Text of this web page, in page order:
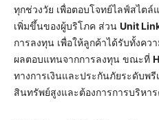
ทุกช่วงวัย เพื่อตอบโจทย์ไลฟ์สไต
เพิ่มขึ้นของผู้บริโภค ส่วน Unit
การลงทุน เพื่อให้ลูกค้าได้รับทั้งคว
ผลตอบแทนจากการลงทุน ขณะที่
ทางการเงินและประกันภัยระดับพ
สินทรัพย์สูงและต้องการการบริหา